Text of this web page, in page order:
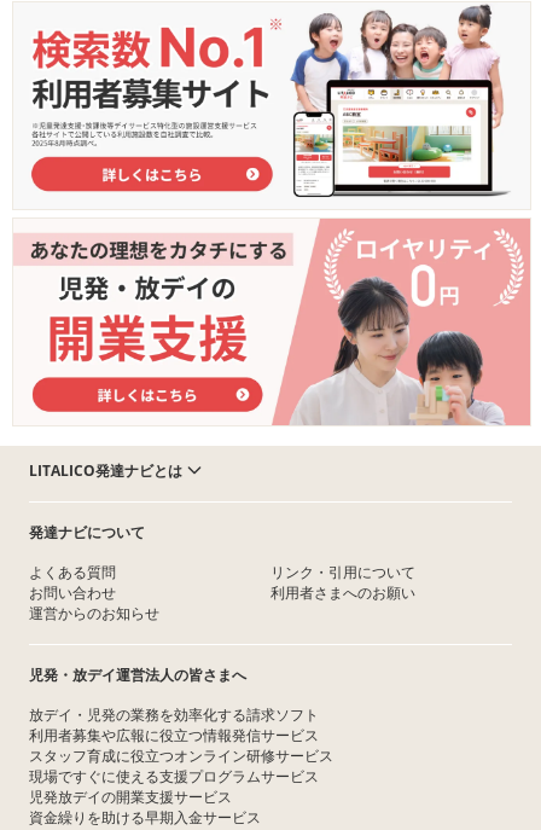
LITALICO発達ナビとは
発達ナビについて
よくある質問
お問い合わせ
運営からのお知らせ
リンク・引用について
利用者さまへのお願い
児発・放デイ運営法人の皆さまへ
放デイ・児発の業務を効率化する請求ソフト
利用者募集や広報に役立つ情報発信サービス
スタッフ育成に役立つオンライン研修サービス
現場ですぐに使える支援プログラムサービス
児発放デイの開業支援サービス
資金繰りを助ける早期入金サービス